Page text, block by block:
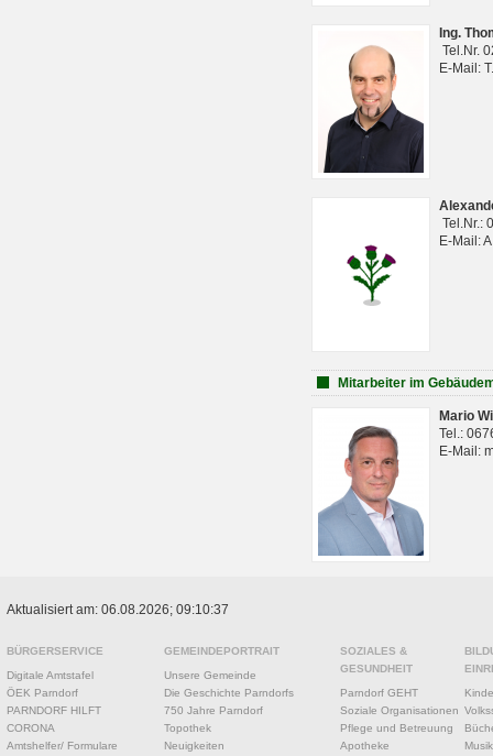
Ing.
Tel.Nr.
E-Mail:
Tel.Nr.:
E-Mail:
Mitarbeiter im
Mario
Tel.:
E-Mail:
Aktualisiert am: 06.08.2026; 09:10:37
BÜRGERSERVICE
Digitale Amtstafel
ÖEK Parndorf
PARNDORF HILFT
CORONA
Amtshelfer/ Formulare
GEMEINDEPORTRAIT
Unsere Gemeinde
Die Geschichte Parndorfs
750 Jahre Parndorf
Topothek
Neuigkeiten
SOZIALES &
GESUNDHEIT
Parndorf GEHT
Soziale Organisationen
Pflege und Betreuung
Apotheke